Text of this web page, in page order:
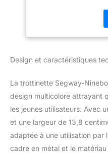
Design et caractéristiques
La trottinette Segway-
design multicolore attrayant
les jeunes utilisateurs. Avec
et une largeur de 13,8
adaptée à une utilisation par
cadre en métal et le